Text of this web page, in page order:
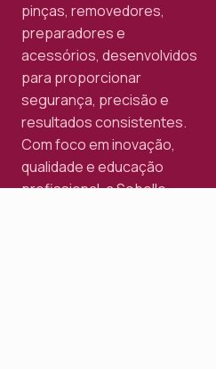
pinças, removedores,
preparadores e
acessórios, desenvolvidos
para proporcionar
segurança, precisão e
resultados consistentes.
Com foco em inovação,
qualidade e educação
profissional, a Sobelle